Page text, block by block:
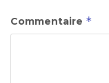
Commentaire *